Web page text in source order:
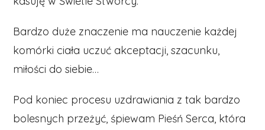
Bardzo duże znaczenie ma nauczenie każdej
komórki ciała uczuć akceptacji, szacunku,
miłości do siebie…
Pod koniec procesu uzdrawiania z tak bardzo
bolesnych przeżyć, śpiewam Pieśń Serca, która